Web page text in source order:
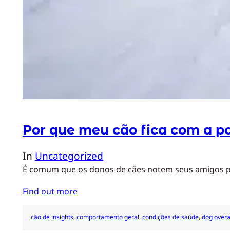
Por que meu cão fica com a
In Uncategorized
É comum que os donos de cães notem seus
Find out more
cão de insights, comportamento geral, condições de saúde, dog